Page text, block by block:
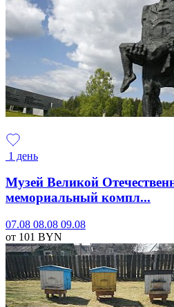
1 день
Музей Великой
мемориальный компл...
07.08 08.08 09.08
от 101 BYN